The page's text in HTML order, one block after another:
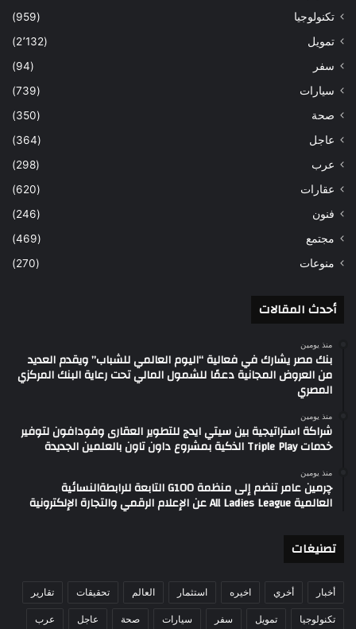
تكنولوجيا
(959)
تمويل
(2٬132)
سفر
(94)
سيارات
(739)
صحة
(350)
عاجل
(364)
عرب
(298)
عقارات
(620)
فنون
(246)
مجتمع
(469)
منوعات
(270)
أحدث المقالات
منذ يومين
بنك مصر يشارك في فعالية “اليوم العالمي للشباب” ويقدم العديد
من العروض المجانية دعمًا للشمول المالي تحت رعاية البنك المركزي
المصري
منذ يومين
شراكة استراتيجية بين سيتي ايدج للتطوير العقارى وفودافون لتوفير
خدمات Triple Play الذكية بمشروع داون تاون بالعلمين الجديدة
منذ يومين
چرمين عامر تنضم إلى منظمة G100 التابعة للرابطةالنسائية
العالمية All Ladies League عن الإعلام الرقمي والتجارة الإلكترونية
تصنيغات
أخبار أخري اخيره استثمار العالم تحقيقات تقارير
تكنولوجيا تمويل سفر سيارات صحة عاجل عرب